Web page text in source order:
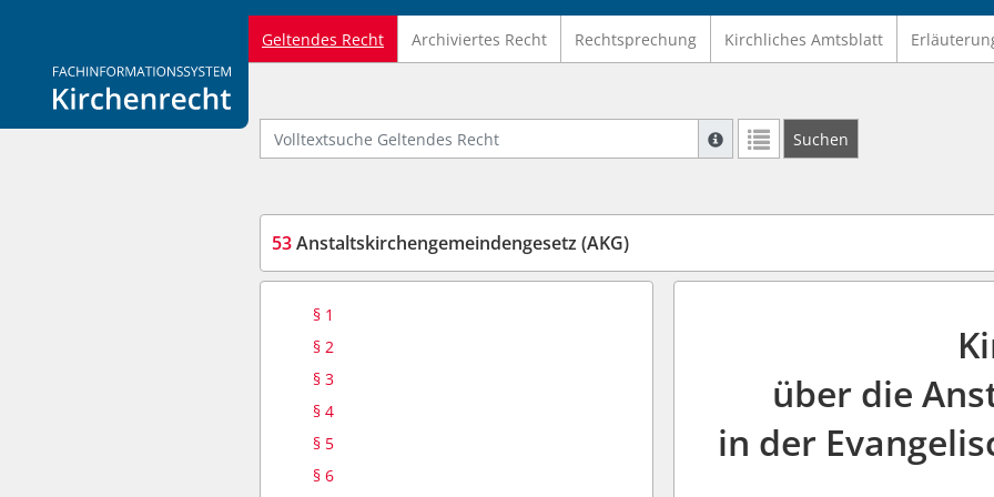
Logo Fachinformationssystem Kirchenrecht
Geltendes Recht Archiviertes Recht Rechtsprechung Kirchliches Amtsblatt
Volltextsuche Geltendes Recht
Suche mit Platzhalter "*", Bsp.
Weitere Suchoperatoren finden Sie in
Suchen
53Anstaltskirchengemeindengesetz (AKG)
§ 1
§ 2
§ 3
§ 4
§ 5
§ 6
über die
in der